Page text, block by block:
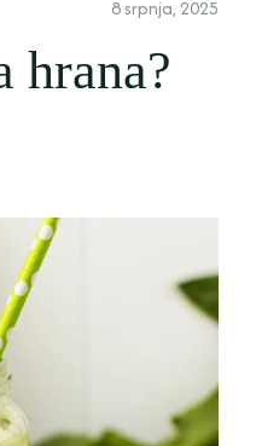
8 srpnja, 2025
hrana?